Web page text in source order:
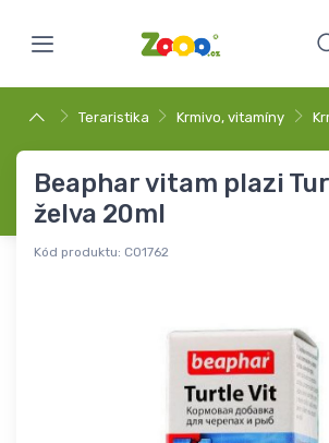
Teraristika Krmivo, vitamíny
Beaphar vitam plazi
želva 20ml
Kód produktu: C01762